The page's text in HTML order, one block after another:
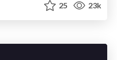
25 23k